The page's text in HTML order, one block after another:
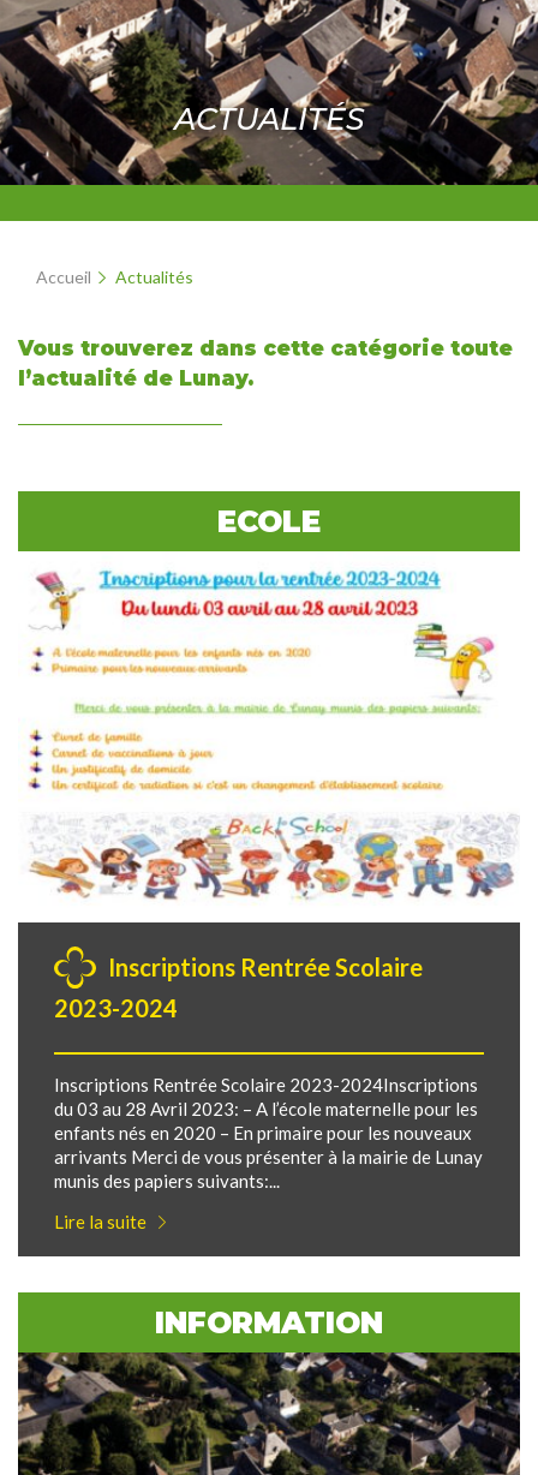
ACTUALITÉS
Accueil Actualités
Vous trouverez dans cette catégorie toute
l’actualité de Lunay.
ECOLE
Inscriptions Rentrée Scolaire
2023-2024
Inscriptions Rentrée Scolaire 2023-2024Inscriptions
du 03 au 28 Avril 2023: – A l’école maternelle pour les
enfants nés en 2020 – En primaire pour les nouveaux
arrivants Merci de vous présenter à la mairie de Lunay
munis des papiers suivants:...
Lire la suite
INFORMATION